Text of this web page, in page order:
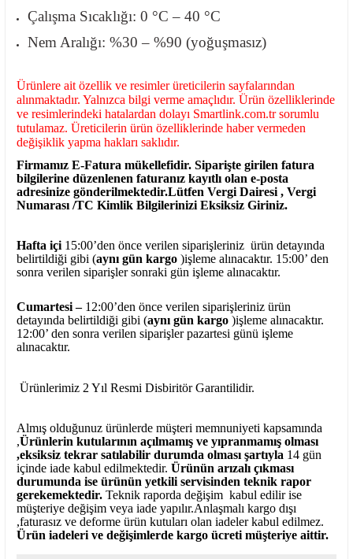
Çalışma Sıcaklığı: 0 °C – 40 °C
Nem Aralığı: %30 – %90 (yoğuşmasız)
Ürünlere ait özellik ve resimler üreticilerin sayfalarından
alınmaktadır. Yalnızca bilgi verme amaçlıdır. Ürün özelliklerinde
ve resimlerindeki hatalardan dolayı Smartlink.com.tr sorumlu
tutulamaz. Üreticilerin ürün özelliklerinde haber vermeden
değişiklik yapma hakları saklıdır.
Firmamız E-Fatura mükellefidir. Siparişte girilen fatura
bilgilerine düzenlenen faturanız kayıtlı olan e-posta
adresinize gönderilmektedir.Lütfen Vergi Dairesi , Vergi
Numarası /TC Kimlik Bilgilerinizi Eksiksiz Giriniz.
Hafta içi 15:00’den önce verilen siparişleriniz ürün detayında
belirtildiği gibi (aynı gün kargo )işleme alınacaktır. 15:00’ den
sonra verilen siparişler sonraki gün işleme alınacaktır.
Cumartesi – 12:00’den önce verilen siparişleriniz ürün
detayında belirtildiği gibi (aynı gün kargo )işleme alınacaktır.
12:00’ den sonra verilen siparişler pazartesi günü işleme
alınacaktır.
Ürünlerimiz 2 Yıl Resmi Disbiritör Garantilidir.
Almış olduğunuz ürünlerde müşteri memnuniyeti kapsamında
,Ürünlerin kutularının açılmamış ve yıpranmamış olması
,eksiksiz tekrar satılabilir durumda olması şartıyla 14 gün
içinde iade kabul edilmektedir. Ürünün arızalı çıkması
durumunda ise ürünün yetkili servisinden teknik rapor
gerekemektedir. Teknik raporda değişim kabul edilir ise
müşteriye değişim veya iade yapılır.Anlaşmalı kargo dışı
,faturasız ve deforme ürün kutuları olan iadeler kabul edilmez.
Ürün iadeleri ve değişimlerde kargo ücreti müşteriye aittir.